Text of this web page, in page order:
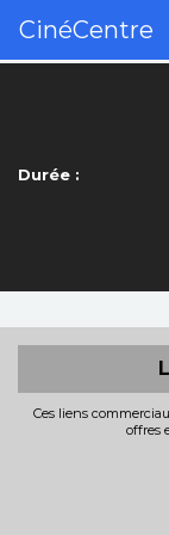
CinéCentre
Durée :
Ces liens
offres